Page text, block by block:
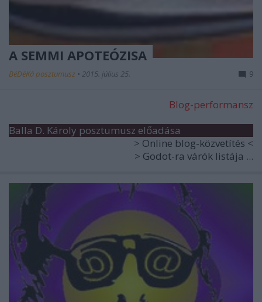
A SEMMI APOTEÓZISA
BéDéKá posztumusz • 2015. július 25. 9
Blog-performansz
Balla D. Károly posztumusz előadása
> Online blog-közvetítés <
> Godot-ra várók listája ...